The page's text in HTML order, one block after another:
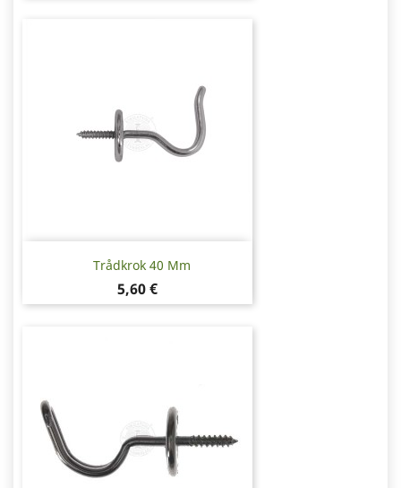
Trådkrok 40 Mm
Pris
5,60 €